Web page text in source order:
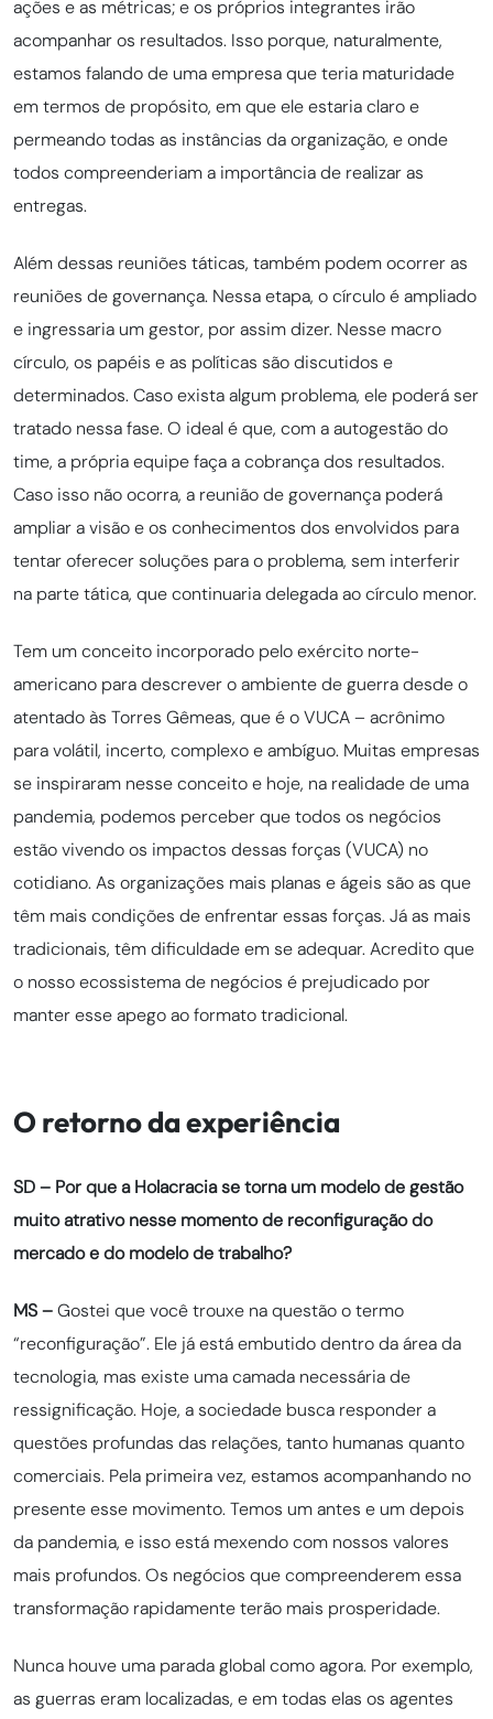
ações e as métricas; e os próprios integrantes irão
acompanhar os resultados. Isso porque, naturalmente,
estamos falando de uma empresa que teria maturidade
em termos de propósito, em que ele estaria claro e
permeando todas as instâncias da organização, e onde
todos compreenderiam a importância de realizar as
entregas.
Além dessas reuniões táticas, também podem ocorrer as
reuniões de governança. Nessa etapa, o círculo é ampliado
e ingressaria um gestor, por assim dizer. Nesse macro
círculo, os papéis e as políticas são discutidos e
determinados. Caso exista algum problema, ele poderá ser
tratado nessa fase. O ideal é que, com a autogestão do
time, a própria equipe faça a cobrança dos resultados.
Caso isso não ocorra, a reunião de governança poderá
ampliar a visão e os conhecimentos dos envolvidos para
tentar oferecer soluções para o problema, sem interferir
na parte tática, que continuaria delegada ao círculo menor.
Tem um conceito incorporado pelo exército norte-
americano para descrever o ambiente de guerra desde o
atentado às Torres Gêmeas, que é o VUCA – acrônimo
para volátil, incerto, complexo e ambíguo. Muitas empresas
se inspiraram nesse conceito e hoje, na realidade de uma
pandemia, podemos perceber que todos os negócios
estão vivendo os impactos dessas forças (VUCA) no
cotidiano. As organizações mais planas e ágeis são as que
têm mais condições de enfrentar essas forças. Já as mais
tradicionais, têm dificuldade em se adequar. Acredito que
o nosso ecossistema de negócios é prejudicado por
manter esse apego ao formato tradicional.
O retorno da experiência
SD – Por que a Holacracia se torna um modelo de gestão
muito atrativo nesse momento de reconfiguração do
mercado e do modelo de trabalho?
MS –Gostei que você trouxe na questão o termo
“reconfiguração”. Ele já está embutido dentro da área da
tecnologia, mas existe uma camada necessária de
ressignificação. Hoje, a sociedade busca responder a
questões profundas das relações, tanto humanas quanto
comerciais. Pela primeira vez, estamos acompanhando no
presente esse movimento. Temos um antes e um depois
da pandemia, e isso está mexendo com nossos valores
mais profundos. Os negócios que compreenderem essa
transformação rapidamente terão mais prosperidade.
Nunca houve uma parada global como agora. Por exemplo,
as guerras eram localizadas, e em todas elas os agentes